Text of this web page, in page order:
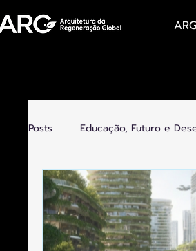
ARG
Posts Educação, Futuro e
Futuro do Trabalho, Novas
Tecnologia e Humanidade